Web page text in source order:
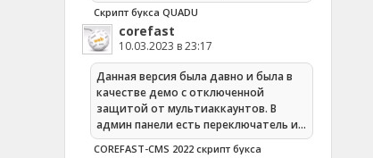
Скрипт букса QUADU
corefast
10.03.2023 в 23:17
Данная версия была давно и была в
качестве демо с отключенной
защитой от мультиаккаунтов. В
админ панели есть переключатель и…
COREFAST-CMS 2022 скрипт букса